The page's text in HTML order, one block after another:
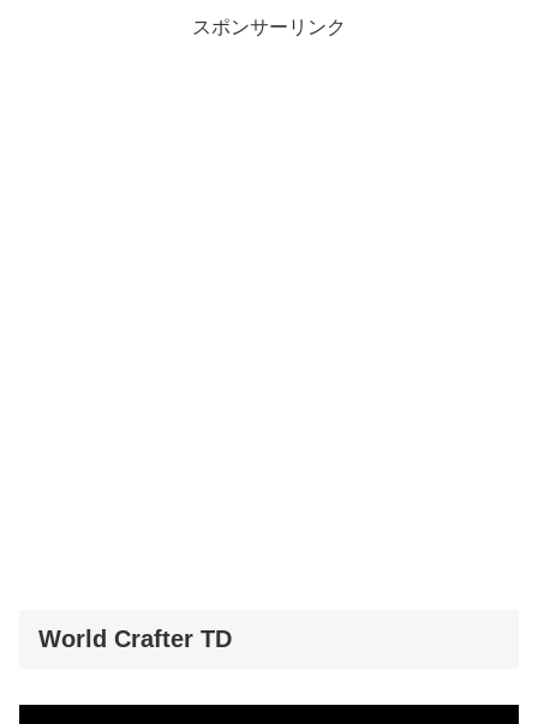
スポンサーリンク
World Crafter TD